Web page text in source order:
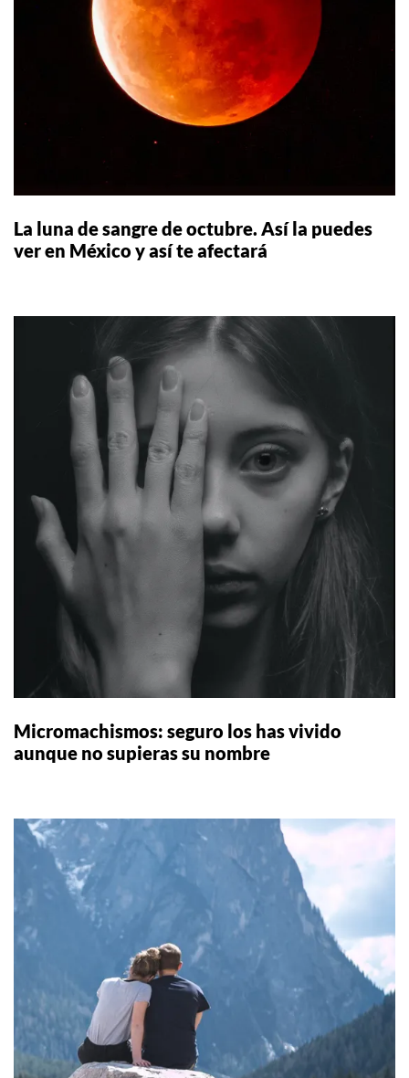
La luna de sangre de octubre. Así la puedes
ver en México y así te afectará
Micromachismos: seguro los has vivido
aunque no supieras su nombre